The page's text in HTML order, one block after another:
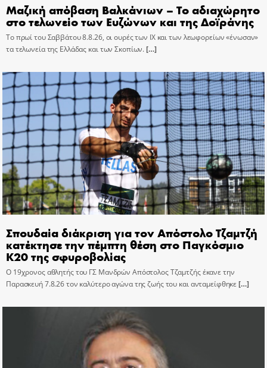
Μαζική απόβαση Βαλκάνιων – Το αδιαχώρητο
στο τελωνείο των Ευζώνων και της Δοϊράνης
Το πρωί του Σαββάτου 8.8.26, οι ουρές των ΙΧ και των λεωφορείων «ένωσαν»
τα τελωνεία της Ελλάδας και των Σκοπίων.[…]
Σπουδαία διάκριση για τον Απόστολο Τζαμτζή
κατέκτησε την πέμπτη θέση στο Παγκόσμιο
Κ20 της σφυροβολίας
Ο 19χρονος αθλητής του ΓΣ Μανδρών Απόστολος Τζαμτζής έκανε την
Παρασκευή 7.8.26 τον καλύτερο αγώνα της ζωής του και ανταμείφθηκε[…]